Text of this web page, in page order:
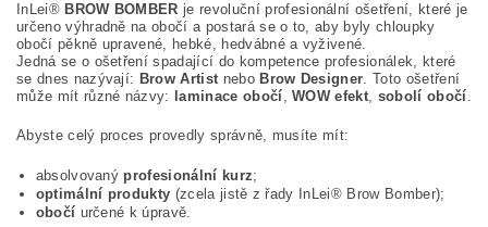
InLei® BROW BOMBER je revoluční profesionální ošetření, které je
určeno výhradně na obočí a postará se o to, aby byly chloupky
obočí pěkně upravené, hebké, hedvábné a vyživené.
Jedná se o ošetření spadající do kompetence profesionálek, které
se dnes nazývají: Brow Artist nebo Brow Designer. Toto ošetření
může mít různé názvy:
laminace obočí,WOW efekt, sobolí obočí.
Abyste celý proces provedly správně, musíte mít:
absolvovaný profesionální kurz;
optimální produkty (zcela jistě z řady InLei® Brow Bomber);
obočí určené k úpravě.